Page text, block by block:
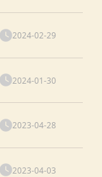
2024-02-29
2024-01-30
2023-04-28
2023-04-03